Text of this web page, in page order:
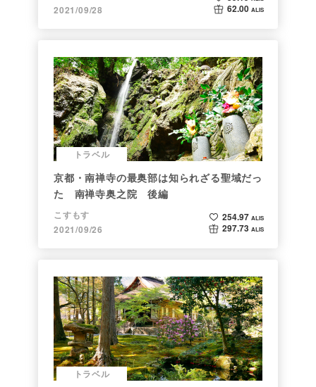
2021/09/28
62.00 ALIS
トラベル
京都・南禅寺の最奥部は知られざる聖域だっ
た 南禅寺奥之院 後編
こすもす
2021/09/26
254.97 ALIS
297.73 ALIS
トラベル